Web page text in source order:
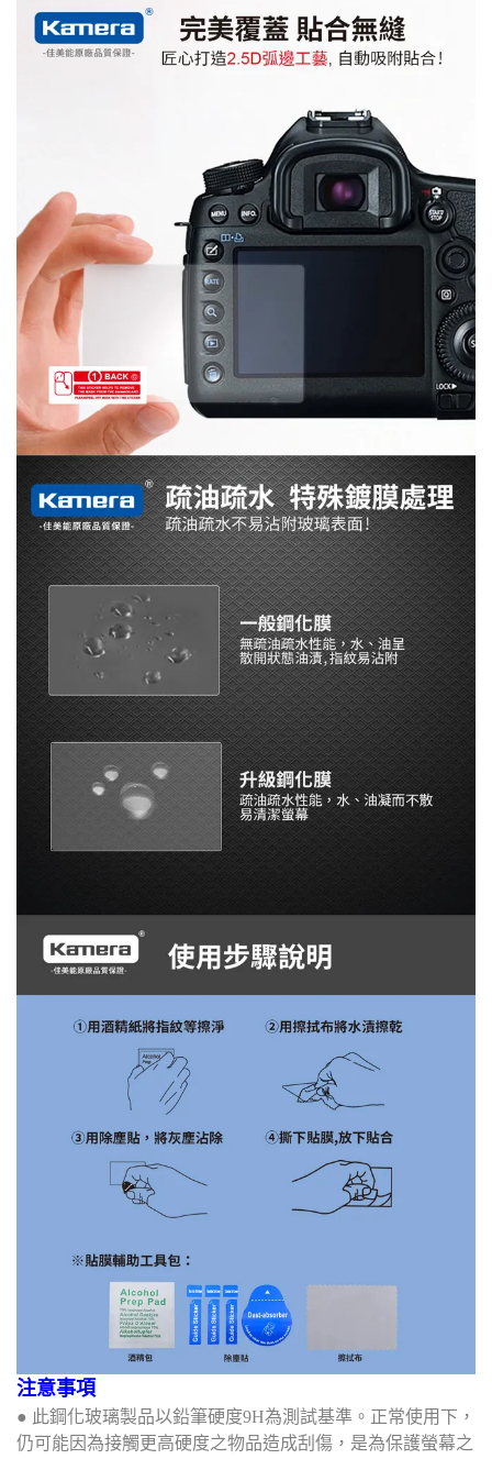
注意事項
● 此鋼化玻璃製品以鉛筆硬度9H為測試基準。正常使用下，
仍可能因為接觸更高硬度之物品造成刮傷，是為保護螢幕之